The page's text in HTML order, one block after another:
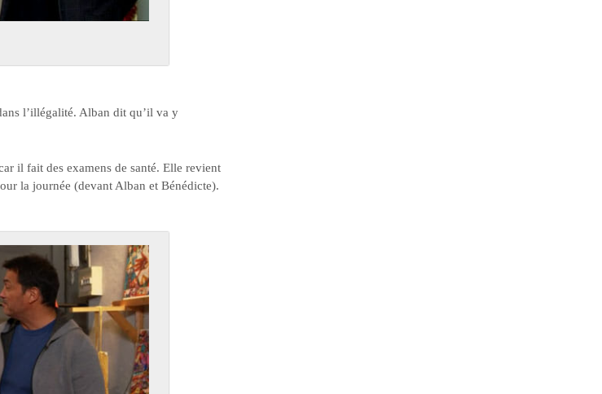
l’illégalité. Alban dit qu’il va y
il fait des examens de santé. Elle revient
la journée (devant Alban et Bénédicte).